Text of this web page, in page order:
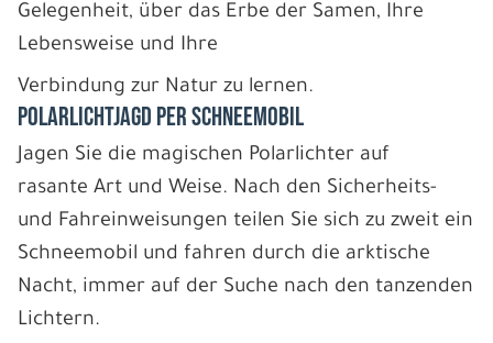
Gelegenheit, über das Erbe der Samen, Ihre
Lebensweise und Ihre
Verbindung zur Natur zu lernen.
POLARLICHTJAGD PER SCHNEEMOBIL
Jagen Sie die magischen Polarlichter auf
rasante Art und Weise. Nach den Sicherheits-
und Fahreinweisungen teilen Sie sich zu zweit ein
Schneemobil und fahren durch die arktische
Nacht, immer auf der Suche nach den tanzenden
Lichtern.